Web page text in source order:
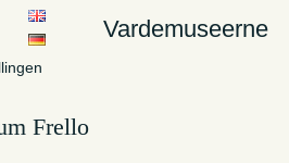
Vardemuseerne
Frello